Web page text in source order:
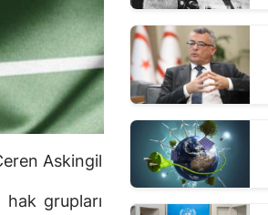
Askingil
grupları